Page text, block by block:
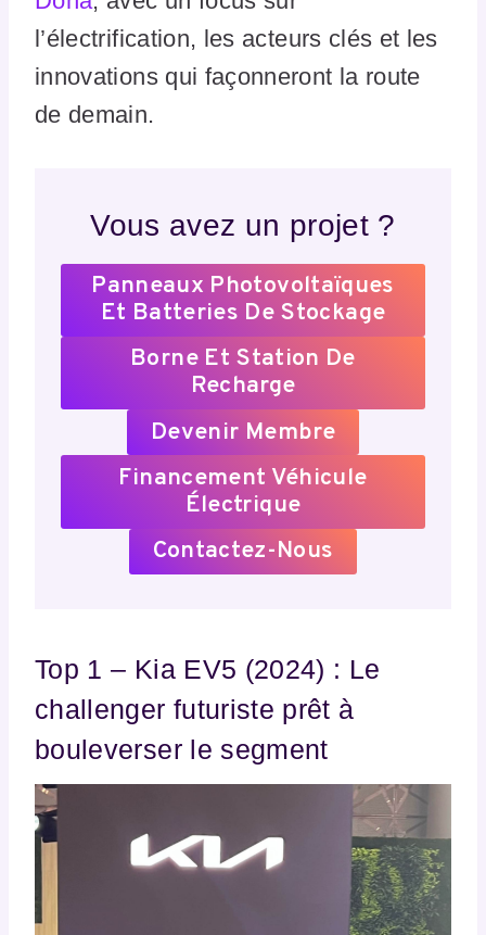
l’électrification, les acteurs clés et les
innovations qui façonneront la route
de demain.
Vous avez un projet ?
Panneaux Photovoltaïques
Et Batteries De Stockage
Borne Et Station De
Recharge
Devenir Membre
Financement Véhicule
Électrique
Contactez-Nous
Top 1 – Kia EV5 (2024) : Le
challenger futuriste prêt à
bouleverser le segment